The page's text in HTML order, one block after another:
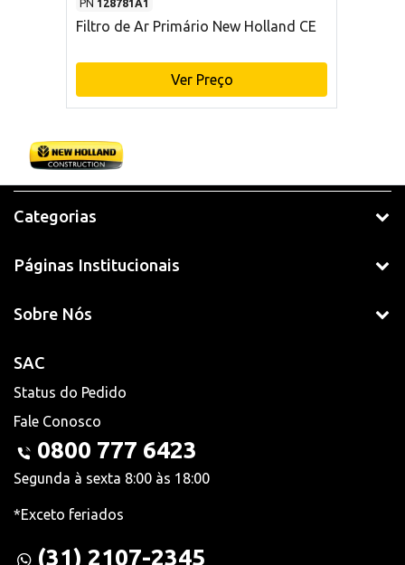
PN 128781A1
Filtro de Ar Primário New Holland CE
Ver Preço
Categorias
Páginas Institucionais
Sobre Nós
SAC
Status do Pedido
Fale Conosco
0800 777 6423
Segunda à sexta 8:00 às 18:00
*Exceto feriados
(31) 2107-2345